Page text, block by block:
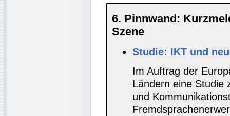
6. Pinnwand:
Szene
Studie: IKT und
Im Auftrag der
Ländern eine Studie
und